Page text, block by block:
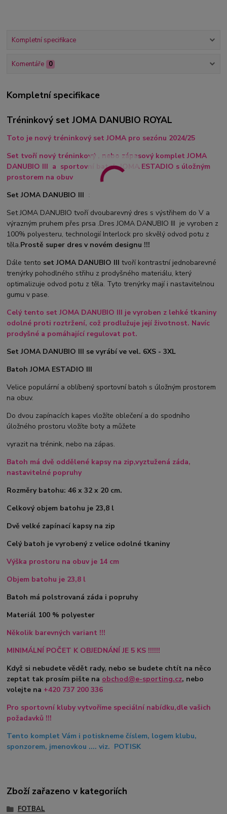
Kompletní specifikace
Komentáře 0
Kompletní specifikace
Tréninkový set JOMA DANUBIO ROYAL
Toto je nový tréninkový set JOMA pro sezónu 2024/25
Set tvoří nový tréninkový , nebo zápasový komplet JOMA
DANUBIO III a sportovní batoh JOMA ESTADIO s úložným
prostorem na obuv
Set JOMA DANUBIO III :
Set JOMA DANUBIO tvoří dvoubarevný dres s výstřihem do V a
výrazným pruhem přes prsa .Dres JOMA DANUBIO III je vyroben z
100% polyesteru, technologií Interlock pro skvělý odvod potu z
těla.Prostě super dres v novém designu !!!
Dále tento set JOMA DANUBIO III tvoří kontrastní jednobarevné
trenýrky pohodlného střihu z prodyšného materiálu, který
optimalizuje odvod potu z těla. Tyto trenýrky mají i nastavitelnou
gumu v pase.
Celý tento set JOMA DANUBIO III je vyroben z lehké tkaniny
odolné proti roztržení, což prodlužuje její životnost. Navíc
prodyšné a pomáhající regulovat pot.
Set JOMA DANUBIO III se vyrábí ve vel. 6XS - 3XL
Batoh JOMA ESTADIO III
Velice populární a oblíbený sportovní batoh s úložným prostorem
na obuv.
Do dvou zapínacích kapes vložíte oblečení a do spodního
úložného prostoru vložíte boty a můžete
vyrazit na trénink, nebo na zápas.
Batoh má dvě oddělené kapsy na zip,vyztužená záda,
nastavitelné popruhy
Rozměry batohu: 46 x 32 x 20 cm.
Celkový objem batohu je 23,8 l
Dvě velké zapínací kapsy na zip
Celý batoh je vyrobený z velice odolné tkaniny
Výška prostoru na obuv je 14 cm
Objem batohu je 23,8 l
Batoh má polstrovaná záda i popruhy
Materiál 100 % polyester
Několik barevných variant !!!
MINIMÁLNÍ POČET K OBJEDNÁNÍ JE 5 KS !!!!!!
Když si nebudete vědět rady, nebo se budete chtít na něco
zeptat tak prosím pište na obchod@e-sporting.cz, nebo
volejte na +420 737 200 336
Pro sportovní kluby vytvoříme speciální nabídku,dle vašich
požadavků !!!
Tento komplet Vám i potiskneme číslem, logem klubu,
sponzorem, jmenovkou .... viz. POTISK
Zboží zařazeno v kategoriích
FOTBAL